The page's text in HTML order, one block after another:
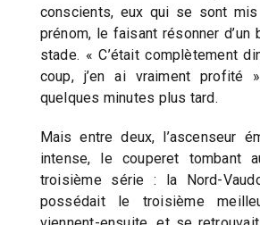
conscients, eux qui se sont
prénom, le faisant résonner d’un
stade. « C’était complètement
coup, j’en ai vraiment profité
quelques minutes plus tard.
Mais entre deux, l’ascenseur
intense, le couperet tombant
troisième série : la Nord-
possédait le troisième